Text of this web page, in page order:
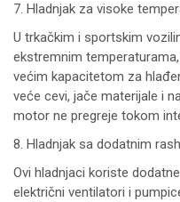
7. Hladnjak za visoke
U trkačkim i sportskim
ekstremnim
većim kapacitetom za
veće cevi, jače materijale i
motor ne pregreje tokom
8. Hladnjak sa dodatnim
Ovi hladnjaci koriste
električni ventilatori i